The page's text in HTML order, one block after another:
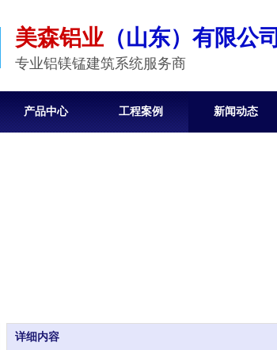
美森铝业 （山东）有限公司
专业铝镁锰建筑系统服务商
产品中心 工程案例 新闻动态
详细内容